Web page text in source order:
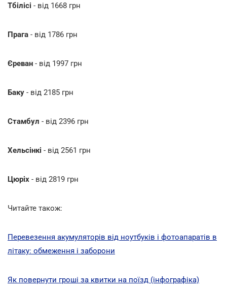
Тбілісі - від 1668 грн
Прага - від 1786 грн
Єреван - від 1997 грн
Баку - від 2185 грн
Стамбул - від 2396 грн
Хельсінкі - від 2561 грн
Цюріх - від 2819 грн
Читайте також:
Перевезення акумуляторів від ноутбуків і фотоапаратів в
літаку: обмеження і заборони
Як повернути гроші за квитки на поїзд (інфографіка)